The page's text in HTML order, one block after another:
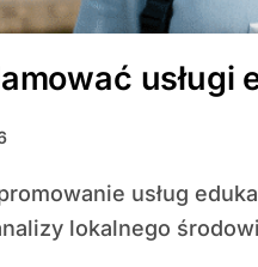
usługi
lokalnego